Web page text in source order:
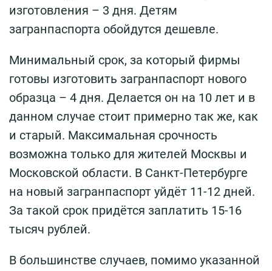
изготовления – 3 дня. Детям
загранпаспорта обойдутся дешевле.
Минимальный срок, за который фирмы
готовы изготовить загранпаспорт нового
образца – 4 дня. Делается он на 10 лет и в
данном случае стоит примерно так же, как
и старый. Максимальная срочность
возможна только для жителей Москвы и
Московской области. В Санкт-Петербурге
на новый загранпаспорт уйдёт 11-12 дней.
За такой срок придётся заплатить 15-16
тысяч рублей.
В большинстве случаев, помимо указанной